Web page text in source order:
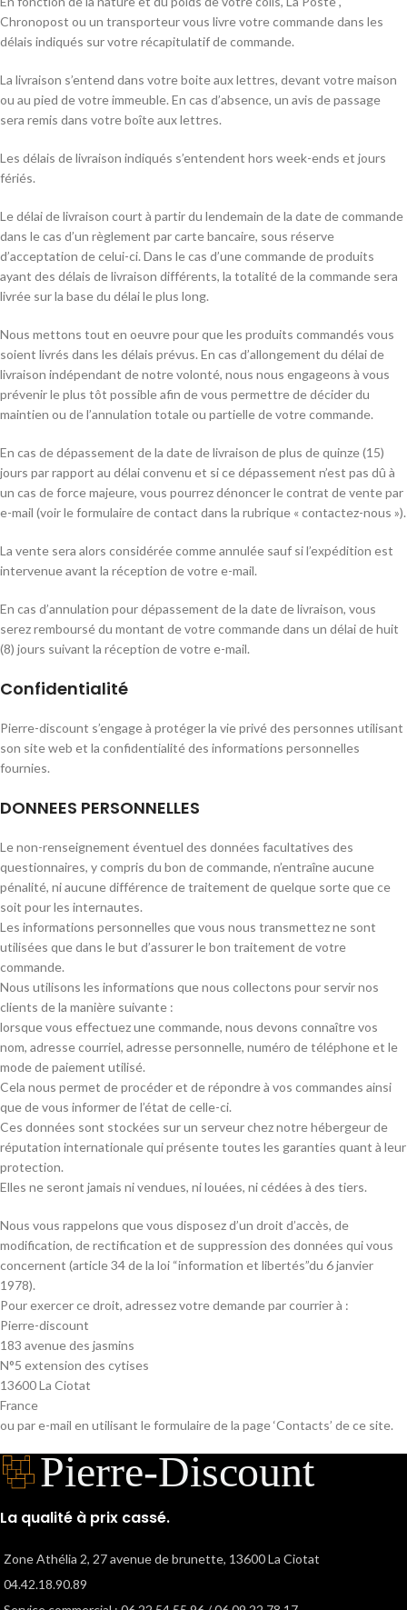
Chronopost ou un transporteur vous livre votre commande dans les
délais indiqués sur votre récapitulatif de commande.
La livraison s’entend dans votre boite aux lettres, devant votre maison
ou au pied de votre immeuble. En cas d’absence, un avis de passage
sera remis dans votre boîte aux lettres.
Les délais de livraison indiqués s’entendent hors week-ends et jours
fériés.
Le délai de livraison court à partir du lendemain de la date de commande
dans le cas d’un règlement par carte bancaire, sous réserve
d’acceptation de celui-ci. Dans le cas d’une commande de produits
ayant des délais de livraison différents, la totalité de la commande sera
livrée sur la base du délai le plus long.
Nous mettons tout en oeuvre pour que les produits commandés vous
soient livrés dans les délais prévus. En cas d’allongement du délai de
livraison indépendant de notre volonté, nous nous engageons à vous
prévenir le plus tôt possible afin de vous permettre de décider du
maintien ou de l’annulation totale ou partielle de votre commande.
En cas de dépassement de la date de livraison de plus de quinze (15)
jours par rapport au délai convenu et si ce dépassement n’est pas dû à
un cas de force majeure, vous pourrez dénoncer le contrat de vente par
e-mail (voir le formulaire de contact dans la rubrique « contactez-nous »).
La vente sera alors considérée comme annulée sauf si l’expédition est
intervenue avant la réception de votre e-mail.
En cas d’annulation pour dépassement de la date de livraison, vous
serez remboursé du montant de votre commande dans un délai de huit
(8) jours suivant la réception de votre e-mail.
Confidentialité
Pierre-discount s’engage à protéger la vie privé des personnes utilisant
son site web et la confidentialité des informations personnelles
fournies.
DONNEES PERSONNELLES
Le non-renseignement éventuel des données facultatives des
questionnaires, y compris du bon de commande, n’entraîne aucune
pénalité, ni aucune différence de traitement de quelque sorte que ce
soit pour les internautes.
Les informations personnelles que vous nous transmettez ne sont
utilisées que dans le but d’assurer le bon traitement de votre
commande.
Nous utilisons les informations que nous collectons pour servir nos
clients de la manière suivante :
lorsque vous effectuez une commande, nous devons connaître vos
nom, adresse courriel, adresse personnelle, numéro de téléphone et le
mode de paiement utilisé.
Cela nous permet de procéder et de répondre à vos commandes ainsi
que de vous informer de l’état de celle-ci.
Ces données sont stockées sur un serveur chez notre hébergeur de
réputation internationale qui présente toutes les garanties quant à leur
protection.
Elles ne seront jamais ni vendues, ni louées, ni cédées à des tiers.
Nous vous rappelons que vous disposez d’un droit d’accès, de
modification, de rectification et de suppression des données qui vous
concernent (article 34 de la loi “information et libertés”du 6 janvier
1978).
Pour exercer ce droit, adressez votre demande par courrier à :
Pierre-discount
183 avenue des jasmins
N°5 extension des cytises
13600 La Ciotat
France
ou par e-mail en utilisant le formulaire de la page ‘Contacts’ de ce site.
La qualité à prix cassé.
Zone Athélia 2, 27 avenue de brunette, 13600 La Ciotat
04.42.18.90.89